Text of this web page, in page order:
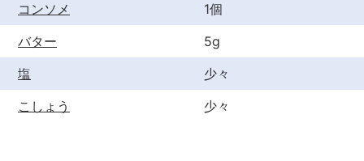
コンソメ
1個
バター
5g
塩
少々
こしょう
少々